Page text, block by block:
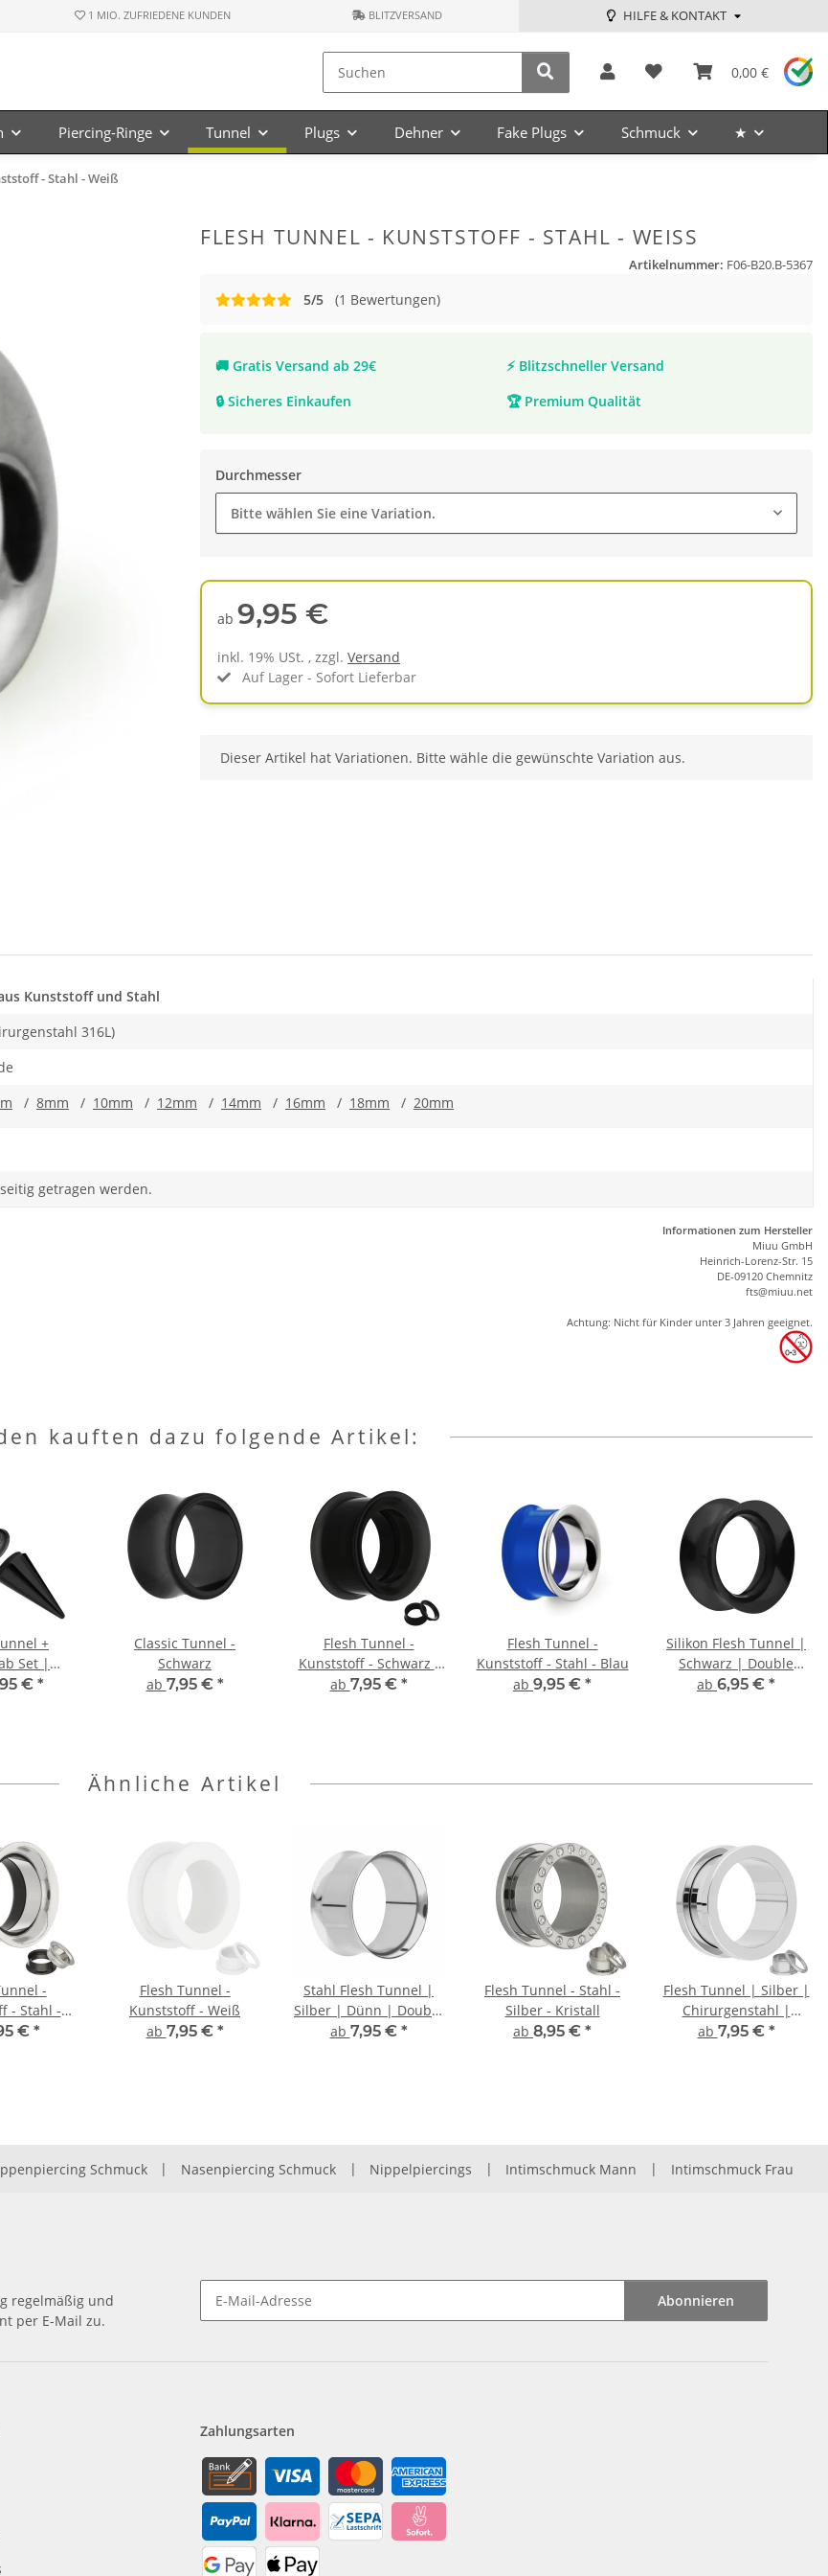
1 MIO. ZUFRIEDENE KUNDEN BLITZVERSAND HILFE & KONTAKT
0,00 €
Piercing-Ringe Tunnel Plugs Dehner Fake Plugs Schmuck ★
- Stahl - Weiß
FLESH TUNNEL - KUNSTSTOFF - STAHL - WEISS
Artikelnummer: F06-B20.B-5367
5/5 (1 Bewertungen)
🚚 Gratis Versand ab 29€ ⚡ Blitzschneller Versand
🔒 Sicheres Einkaufen 🏆 Premium Qualität
Durchmesser
Bitte wählen Sie eine Variation.
ab 9,95 €
inkl. 19% USt. , zzgl. Versand
Auf Lager - Sofort Lieferbar
x
Dieser Artikel hat Variationen. Bitte wähle die gewünschte Variation aus.
Kunststoff und Stahl
316L)
/ 8mm / 10mm / 12mm / 14mm / 16mm / 18mm / 20mm
getragen werden.
Informationen zum Hersteller
Miuu GmbH
Heinrich-Lorenz-Str. 15
DE-09120 Chemnitz
fts@miuu.net
Achtung: Nicht für Kinder unter 3 Jahren geeignet.
kauften dazu folgende Artikel:
+
Set |
| Acryl –
€ *
Classic Tunnel -
Schwarz
ab 7,95 € *
Flesh Tunnel -
Kunststoff - Schwarz -
double flared
ab 7,95 € *
Flesh Tunnel -
Kunststoff - Stahl - Blau
ab 9,95 € *
Silikon Flesh Tunnel |
Schwarz | Double
Flared Ohrtunnel |
ab 6,95 € *
Ähnliche Artikel
-
- Stahl -
€ *
Flesh Tunnel -
Kunststoff - Weiß
ab 7,95 € *
Stahl Flesh Tunnel |
Silber | Dünn | Double
Flared
ab 7,95 € *
Flesh Tunnel - Stahl -
Silber - Kristall
ab 8,95 € *
Flesh Tunnel | Silber |
Chirurgenstahl |
Gewinde Ohrtunnel
ab 7,95 € *
Schmuck | Nasenpiercing Schmuck | Nippelpiercings | Intimschmuck Mann | Intimschmuck Frau
regelmäßig und
per E-Mail zu.
Abonnieren
Zahlungsarten